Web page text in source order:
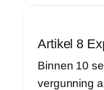
Artikel 8
Binnen 10
vergunning